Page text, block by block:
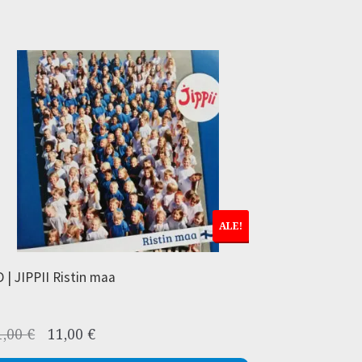
ALE!
| JIPPII Ristin maa
€
Alkuperäinen
hinta
11,00€Nykyinen
hinta